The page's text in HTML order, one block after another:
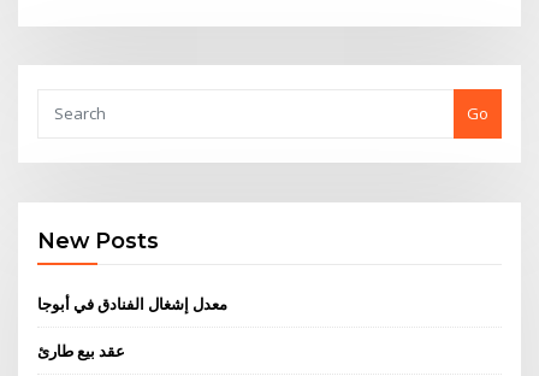
Go
New Posts
معدل إشغال الفنادق في أبوجا
عقد بيع طارئ